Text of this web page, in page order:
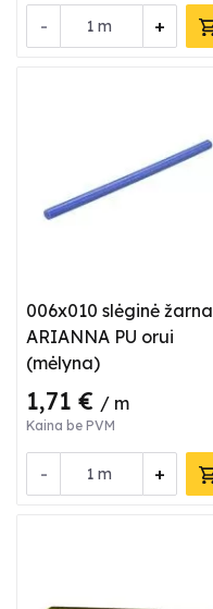
- +
m
006x010 slėginė žarna
ARIANNA PU orui
(mėlyna)
1,71 € / m
Kaina be PVM
- +
m